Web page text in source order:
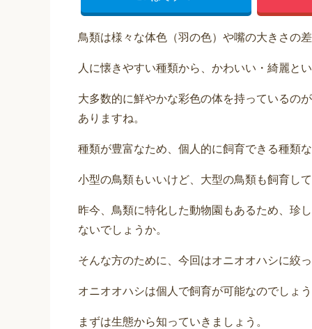
鳥類は様々な体色（羽の色）や嘴の大きさの
人に懐きやすい種類から、かわいい・綺麗と
大多数的に鮮やかな彩色の体を持っているの
ありますね。
種類が豊富なため、個人的に飼育できる種類
小型の鳥類もいいけど、大型の鳥類も飼育し
昨今、鳥類に特化した動物園もあるため、珍
ないでしょうか。
そんな方のために、今回はオニオオハシに絞
オニオオハシは個人で飼育が可能なのでしょ
まずは生態から知っていきましょう。